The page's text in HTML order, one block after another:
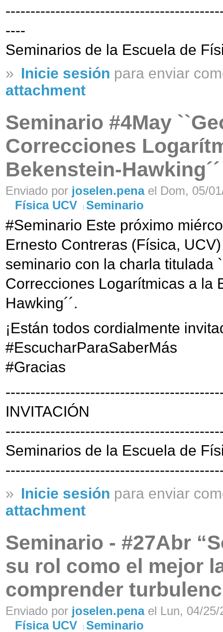
----
Seminarios de la Escuela de
» Inicie sesión para enviar
attachment
Seminario #4May
Correcciones
Bekenstein-Hawking´´
Enviado por joselen.penael Dom, 05/
Física UCV
Seminario
#Seminario Este próximo
Ernesto Contreras (Física,
seminario con la charla titulada
Correcciones Logarítmicas a la
Hawking´´.
¡Están todos cordialmente
#EscucharParaSaberMás
#Gracias
INVITACIÓN
Seminarios de la Escuela de
» Inicie sesión para enviar
attachment
Seminario - #27Abr
su rol como el mejor
comprender
Enviado por joselen.penael Lun, 04/25/
Física UCV
Seminario